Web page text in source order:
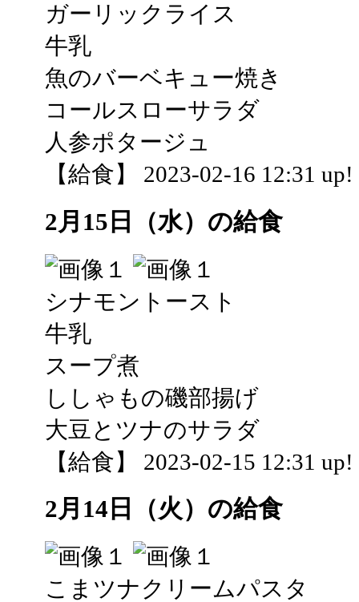
ガーリックライス
牛乳
魚のバーベキュー焼き
コールスローサラダ
人参ポタージュ
【給食】 2023-02-16 12:31 up!
2月15日（水）の給食
シナモントースト
牛乳
スープ煮
ししゃもの磯部揚げ
大豆とツナのサラダ
【給食】 2023-02-15 12:31 up!
2月14日（火）の給食
こまツナクリームパスタ